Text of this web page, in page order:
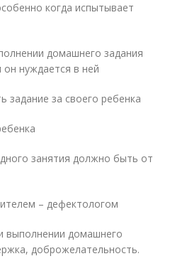
когда испытывает
домашнего задания
он нуждается в ней
задание за своего ребенка
занятия должно быть от
– дефектологом
выполнении домашнего
доброжелательность.